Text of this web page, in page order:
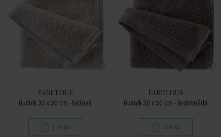
FABULOUS
Ručník 30 x 30 cm - béžová
119 Kč
FABULOUS
Ručník 30 x 30 cm - šedohnědá
119 Kč